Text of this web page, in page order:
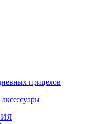
прицелов